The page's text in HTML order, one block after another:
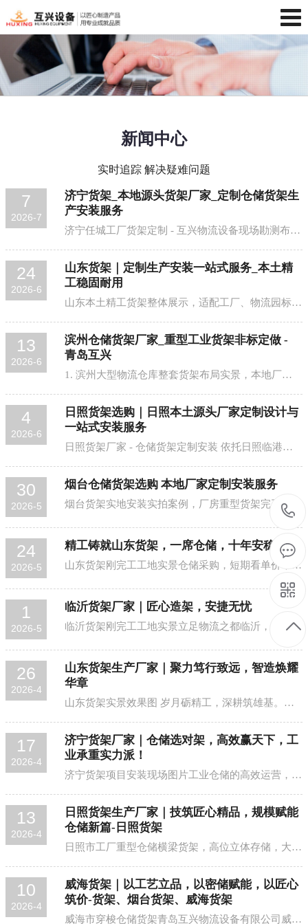
新闻中心
实时追踪 解决疑难问题
7
2026-7
济宁货架_本地源头货架厂家_定制仓储货架生
产安装服务
济宁任城工厂货架定制 - 互兴物流设备现场勘测布局 青岛互兴物流设备有限公司，作为深耕山东仓储设备行业十余年的实体源头厂家，专业承接济宁全域货架生产、定制、...
24
2026-6
山东货架｜定制生产安装一站式服务_本土精
工稳固耐用
山东本土精工货架整体展示，适配工厂、物流园标准化仓储库房场景，实拍现代化规整仓储货架布局 高效仓储是企业供应链稳定运转的核心支撑，山东货架作为齐鲁地区仓储...
13
2026-6
滨州仓储货架厂家_重型工业货架非标定做 -
青岛互兴
1. 滨州大型物流仓库整套货架布局实景，本地厂家一站式搭建作为鲁北工业核心城市，滨州依托六大千亿级产业集群，铝业、精细化工、纺织、食品加工、新能源、物流工贸...
4
2026-6
日照货架选购｜日照本土源头厂家定制设计与
一站式安装服务
日照货架厂家 - 仓储货架定制安装 依托日照临港产业、装备制造、商贸物流与电商产业持续提质扩容，市域各大工业园区、生产制造企业、冷链仓储与商贸库房加速仓...
30
2026-5
烟台仓储货架选购 本地厂家定制安装服务
24
2026-5
精工铸就山东货架，一席仓储，十年安稳
山东货架刚完工工地实景仓储采购，短期看单价，长期看价值。当前企业货架采购中，片面追求低价的采购方式，极易引发后续使用隐患。市场中低成本货架普遍存在孔位偏差、...
1
2026-5
临沂货架厂家｜匠心造架，安捷无忧
临沂货架刚完工工地实景立足物流之都临沂，临沂货架厂家深耕此域数载，秉持“匠心造架，安捷护航”的理念，以强劲研发为支撑，以专业团队为根基，为仓储、零售、工业等...
26
2026-4
山东货架生产厂家｜聚力笃行致远，智造焕耀
华章
山东货架实景效果图 岁月砺精工，深耕筑雄基。立足齐鲁大地，青岛互兴物流设备有限公司深耕仓储货架领域经年，集科研创新、智能智造、个性定制、全域服务于一体...
17
2026-4
济宁货架厂家｜仓储选对架，高效赢天下，工
业承重实力派！
济宁货架项目安装现场图片工业仓储的高效运营，离不开一款适配又省心的货架。仓储选对架，效率翻倍、心情开挂！作为济宁货架厂家，我们深耕行业多年，摒弃传统老旧设计...
13
2026-4
日照货架生产厂家｜技筑匠心精品，规模赋能
仓储新篇-日照货架
日照市工厂重型仓储横梁货架，高位立体存储，大吨位承重工业货架 深耕仓储领域，唯有匠心筑品，方能赋能致远。重载存储语境下，一款优质重型货架，是企业降本增效的关...
10
2026-4
威海货架｜以工艺立品，以密储赋能，以匠心
筑价-货架、烟台货架、威海货架
威海市穿梭仓储货架青岛互兴物流设备有限公司威海货架，以工艺创新为内核，以行业沉淀为根基，打破传统货架的固有局限，构建“高端品质+合理性价比”的差异化价值体系...